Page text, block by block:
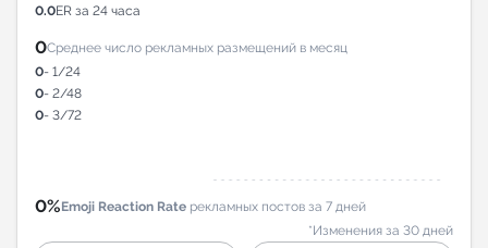
0.0ER за 24 часа
0Среднее число рекламных размещений в месяц
0- 1/24
0- 2/48
0- 3/72
0%Emoji Reaction Rate рекламных постов за 7 дней
*Изменения за 30 дней